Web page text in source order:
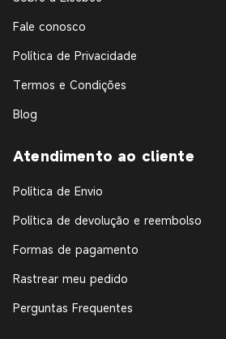
Fale conosco
Política de Privacidade
Termos e Condições
Blog
Atendimento ao cliente
Política de Envio
Política de devolução e reembolso
Formas de pagamento
Rastrear meu pedido
Perguntas Frequentes